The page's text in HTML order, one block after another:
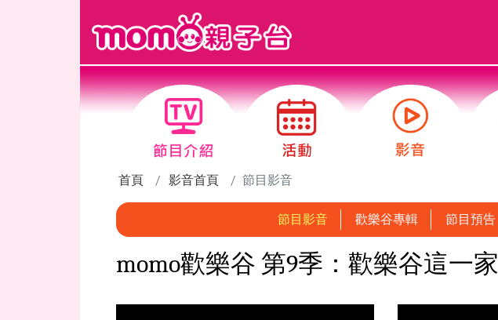
首頁 影音首頁 節目影音
節目影音 歡樂谷專輯 節目預告
momo歡樂谷 第9季：歡樂谷這一家